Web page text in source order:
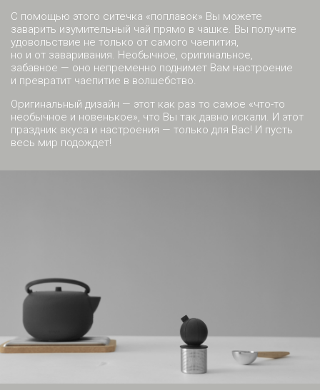
С помощью этого ситечка «поплавок» Вы можете
заварить изумительный чай прямо в чашке. Вы получите
удовольствие не только от самого чаепития,
но и от заваривания. Необычное, оригинальное,
забавное — оно непременно поднимет Вам настроение
и превратит чаепитие в волшебство.
Оригинальный дизайн — этот как раз то самое «что-то
необычное и новенькое», что Вы так давно искали. И этот
праздник вкуса и настроения — только для Вас! И пусть
весь мир подождет!